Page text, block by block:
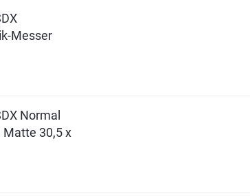
Messer
Normal
Matte 30,5 x